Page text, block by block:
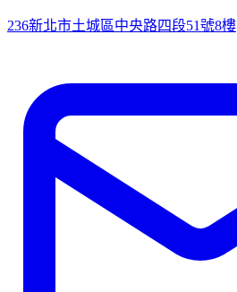
236新北市土城區中央路四段51號8樓